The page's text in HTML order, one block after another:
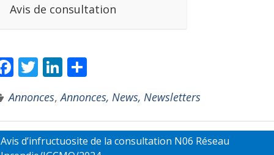
Avis de consultation
F
e
b
o
T
itt
er
Li
n
k
e
dI
ta
g
er
Annonces,Annonces, News, Newsletters
Avis d’infructuosite de la consultation N06 Réseau